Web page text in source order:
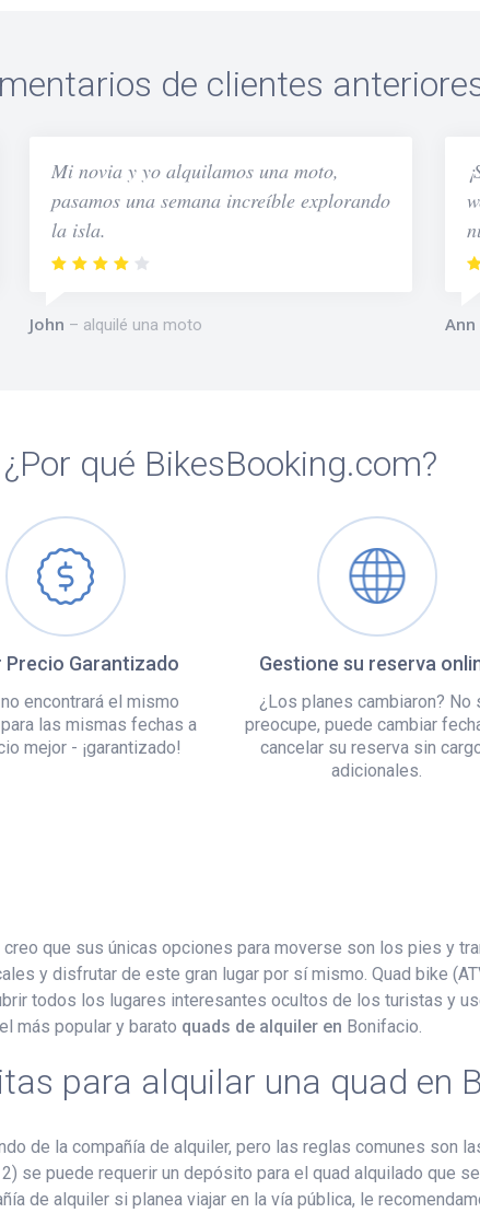
de clientes
Mi novia y yo alquilamos una moto,
pasamos una semana increíble explorando
la isla.
John alquilé una moto Ann
¿Por qué BikesBooking.com?
Precio Garantizado
encontrará el mismo
las mismas fechas a
mejor - ¡garantizado!
Gestione su reserva
¿Los planes cambiaron? No
preocupe, puede cambiar
cancelar su reserva sin
adicionales.
creo que sus únicas opciones para moverse son los pies y
y disfrutar de este gran lugar por sí mismo. Quad bike
todos los lugares interesantes ocultos de los turistas y
más popular y barato quads de alquiler en Bonifacio.
para alquilar una quad en
de la compañía de alquiler, pero las reglas comunes son
se puede requerir un depósito para el quad alquilado que
de alquiler si planea viajar en la vía pública, le